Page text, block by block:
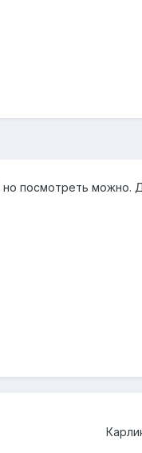
посмотреть можно.